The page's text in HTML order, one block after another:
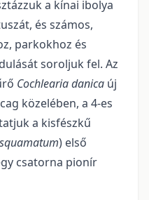
a kínai ibolya
és számos,
par­kokhoz és
soroljuk fel. Az
Cochlearia danica új
közelében, a 4-es
a kisfészkű
) első
csatorna pionír